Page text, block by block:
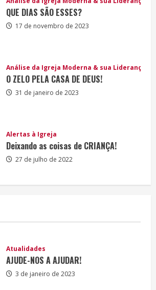
QUE DIAS SÃO ESSES?
17 de novembro de 2023
Análise da Igreja Moderna & sua Liderança
O ZELO PELA CASA DE DEUS!
31 de janeiro de 2023
Alertas à Igreja
Deixando as coisas de CRIANÇA!
27 de julho de 2022
Atualidades
AJUDE-NOS A AJUDAR!
3 de janeiro de 2023